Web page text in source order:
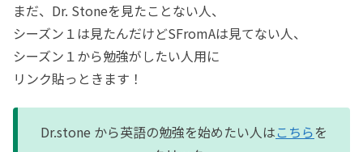
まだ、Dr. Stoneを見たことない人、
シーズン１は見たんだけどSFromAは見てない人、
シーズン１から勉強がしたい人用に
リンク貼っときます！
Dr.stone から英語の勉強を始めたい人はこちらを